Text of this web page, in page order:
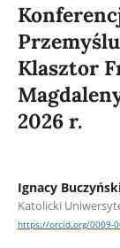
Klasztor
2026 r.
Ignacy
Katolicki
https://orcid.org/0009-